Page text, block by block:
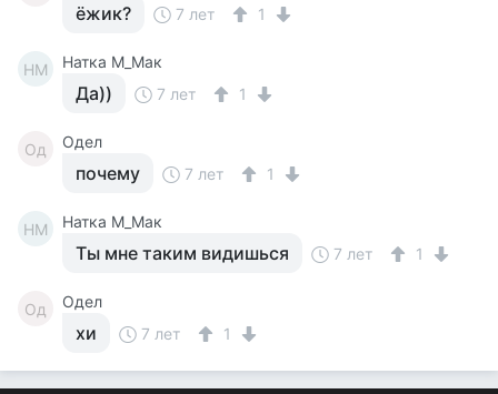
ёжик? 7 лет 1
НМ Натка М_Мак
Да)) 7 лет 1
Од Одел
почему 7 лет 1
НМ Натка М_Мак
Ты мне таким видишься 7 лет 1
Од Одел
хи 7 лет 1